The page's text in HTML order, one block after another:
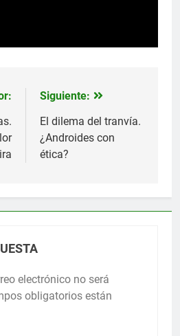
Siguiente:
El dilema del tranvía.
¿Androides con
ética?
electrónico no será
obligatorios están